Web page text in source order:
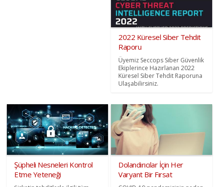
2022 Küresel Siber Tehdit
Raporu
Üyemiz Seccops Siber Güvenlik
Ekiplerince Hazırlanan 2022
Küresel Siber Tehdit Raporuna
Ulaşabilirsiniz.
Şüpheli Nesneleri Kontrol
Etme Yeteneği
Dolandırıcılar İçin Her
Varyant Bir Fırsat